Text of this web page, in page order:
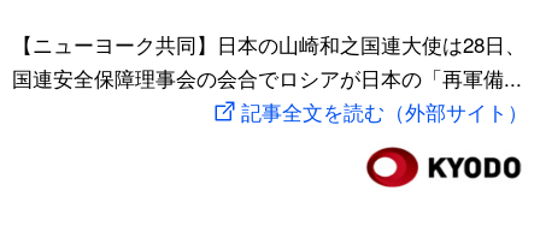
文化
動画/Live
スポーツ・東京2020
【ニューヨーク共同】日本の山崎和之国連大使は28日、
国連安全保障理事会の会合でロシアが日本の「再軍備...
記事全文を読む（外部サイト）